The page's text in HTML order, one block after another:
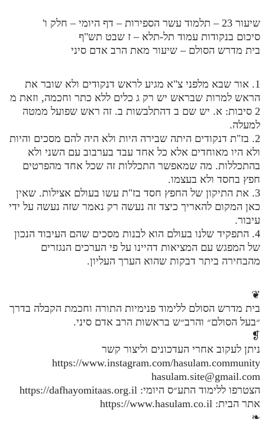
שיעור 23 – תלמוד עשר הספירות – דף היומי – חלק ו'
סיכום בנקודות עמוד תל-תלא – ז שבט תש"ף
בית מדרש הסולם – שיעור מאת הרב אדם סיני
1. אור שבא מלפני צ"א מגיע לראש דנקודים ולא שובר את
הראש למרות שבראש יש רק ג כלים ללא כתר וחכמה, וזאת מ
2 סיבות: א. יש שם ב דהתלבשות ב. זה ראש שפועל ממטה
למעלה.
2. בז"ת דנקודים היתה שבירה היות ולא היה להם מסכים והיות
ולא היו מאוחדים אלא כל אחד עבד בערבוב עם השני ולא
בהתכללות. מה שמאפשר התכללות זה שכל אחד מהפרטים
חפץ בחסד ולא בעצמו.
3. את התיקון של החפץ חסד בז"ת עשו בעולם אצילות. שאין
כאן המקום להאריך כיצד זה נעשה רק נאמר שזה נעשה על ידי
עיבור.
4. התפקיד שלנו בעולם הוא לבנות מסכים שהם העיבוד הנכון
של המפגש עם המציאות דהיינו על פי הערכים הנגזרים
מהבחירה ביתר דבקות שהוא הערך העליון.
❦
בית מדרש הסולם ללימוד פנימיות התורה וחכמת הקבלה בדרך
״בעל הסולם״ והרב״ש בראשות הרב אדם סיני.
❡
ניתן לעקוב אחרי העדכונים וליצור קשר
https://www.instagram.com/hasulam.community
hasulam.site@gmail.com
הצטרפו ללימוד התע״ס היומי: https://dafhayomitaas.org.il
אתר הבית: https://www.hasulam.co.il
❧